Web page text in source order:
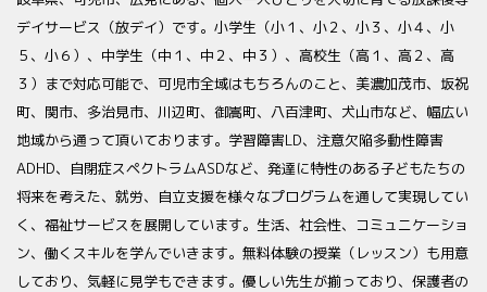
デイサービス（放デイ）です。小学生（小１、小２、小３、小４、小
５、小６）、中学生（中１、中２、中３）、高校生（高１、高２、高
３）まで対応可能で、可児市全域はもちろんのこと、美濃加茂市、坂祝
町、関市、多治見市、川辺町、御嵩町、八百津町、犬山市など、幅広い
地域から通って頂いております。学習障害LD、注意欠陥多動性障害
ADHD、自閉症スペクトラムASDなど、発達に特性のある子どもたちの
将来を考えた、就労、自立支援を様々なプログラムを通して実現してい
く、福祉サービスを展開しています。生活、社会性、コミュニケーショ
ン、働くスキルを学んでいきます。無料体験の授業（レッスン）も用意
しており、気軽に見学もできます。優しい先生が揃っており、保護者の